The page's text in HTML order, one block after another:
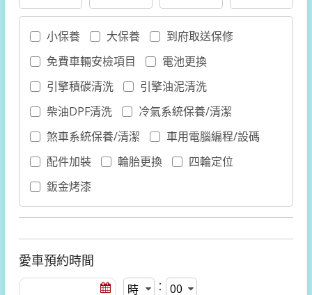
小保養 大保養
到府取送保修
免費車輛安檢項目
電池更換
引擎積碳清洗
引擎油泥清洗
柴油DPF清洗
冷氣系統保養/清潔
煞車系統保養/清潔
車用電腦編程/設碼
配件加裝
輪胎更換
四輪定位
鈑金烤漆
愛車預約時間
：